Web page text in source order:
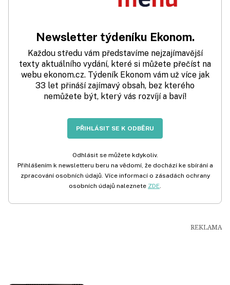
Newsletter týdeníku Ekonom.
Každou středu vám představíme nejzajímavější
texty aktuálního vydání, které si můžete přečíst na
webu ekonom.cz. Týdeník Ekonom vám už více jak
33 let přináší zajímavý obsah, bez kterého
nemůžete být, který vás rozvíjí a baví!
PŘIHLÁSIT SE K ODBĚRU
Odhlásit se můžete kdykoliv.
Přihlášením k newsletteru beru na vědomí, že dochází ke sbírání a
zpracování osobních údajů. Více informací o zásadách ochrany
osobních údajů naleznete ZDE.